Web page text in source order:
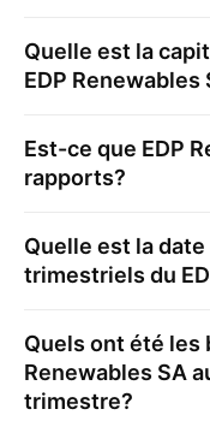
Quelle est la
EDP Renewables
Est-ce que EDP
rapports?
Quelle est la
trimestriels du
Quels ont été les
Renewables SA
trimestre?